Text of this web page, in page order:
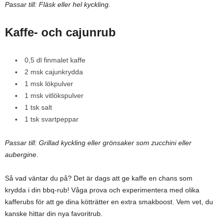
Passar till: Fläsk eller hel kyckling.
Kaffe- och cajunrub
0,5 dl finmalet kaffe
2 msk cajunkrydda
1 msk lökpulver
1 msk vitlökspulver
1 tsk salt
1 tsk svartpeppar
Passar till: Grillad kyckling eller grönsaker som zucchini eller
aubergine
Så vad väntar du på? Det är dags att ge kaffe en chans som
krydda i din bbq-rub! Våga prova och experimentera med olika
kafferubs för att ge dina kötträtter en extra smakboost. Vem vet, du
kanske hittar din nya favoritrub.